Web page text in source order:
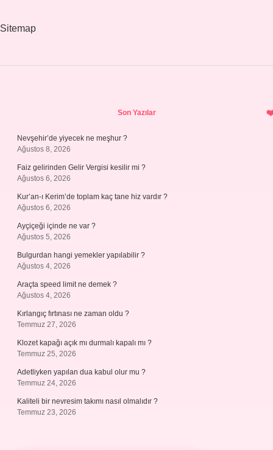
Sitemap
Son Yazılar
Nevşehir’de yiyecek ne meşhur ?
Ağustos 8, 2026
Faiz gelirinden Gelir Vergisi kesilir mi ?
Ağustos 6, 2026
Kur’an-ı Kerim’de toplam kaç tane hiz vardır ?
Ağustos 6, 2026
Ayçiçeği içinde ne var ?
Ağustos 5, 2026
Bulgurdan hangi yemekler yapılabilir ?
Ağustos 4, 2026
Araçta speed limit ne demek ?
Ağustos 4, 2026
Kırlangıç fırtınası ne zaman oldu ?
Temmuz 27, 2026
Klozet kapağı açık mı durmalı kapalı mı ?
Temmuz 25, 2026
Adetliyken yapılan dua kabul olur mu ?
Temmuz 24, 2026
Kaliteli bir nevresim takımı nasıl olmalıdır ?
Temmuz 23, 2026